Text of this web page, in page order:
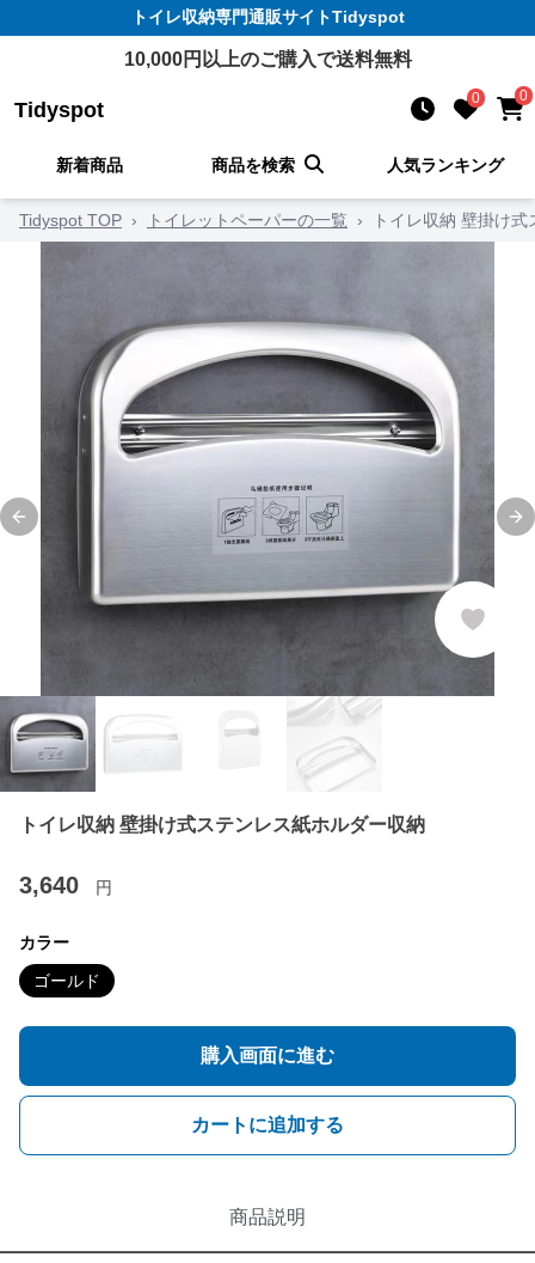
トイレ収納専門通販サイトTidyspot
10,000円以上のご購入で送料無料
Tidyspot 0 0
新着商品 商品を検索 人気ランキング
Tidyspot TOP › トイレットペーパーの一覧 › トイレ収納 壁掛け
Previous slide
トイレ収納 壁掛け式ステンレス紙ホルダー収納
3,640 円
カラー
ゴールド
購入画面に進む
カートに追加する
商品説明